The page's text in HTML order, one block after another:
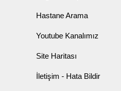
Hastane Arama
Youtube Kanalımız
Site Haritası
İletişim - Hata Bildir